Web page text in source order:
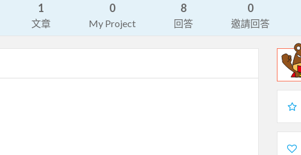
1
文章
0
My Project
8
回答
0
邀請回答